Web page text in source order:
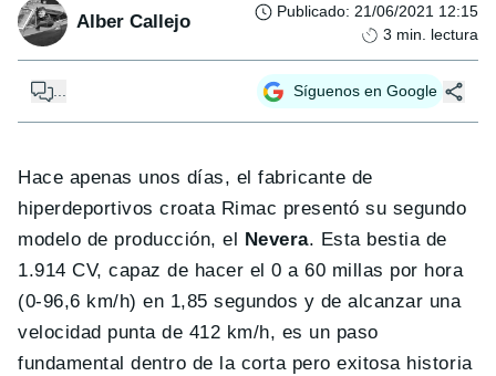
Alber Callejo Publicado: 21/06/2021 12:15
3 min. lectura
... Síguenos en Google
Hace apenas unos días, el fabricante de
hiperdeportivos croata Rimac presentó su segundo
modelo de producción, el
Nevera. Esta bestia de
1.914 CV, capaz de hacer el 0 a 60 millas por hora
(0-96,6 km/h) en 1,85 segundos y de alcanzar una
velocidad punta de 412 km/h, es un paso
fundamental dentro de la corta pero exitosa historia